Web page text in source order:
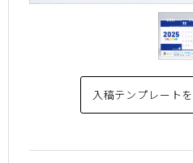
入稿テンプレートを